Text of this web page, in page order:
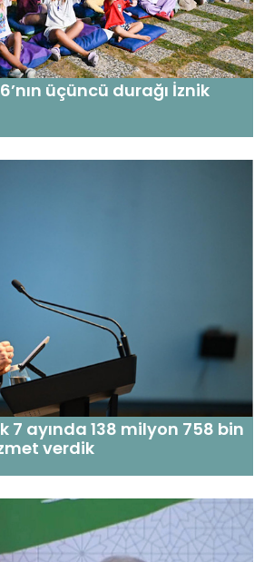
üçüncü durağı İznik
7 ayında 138 milyon 758 bin
verdik